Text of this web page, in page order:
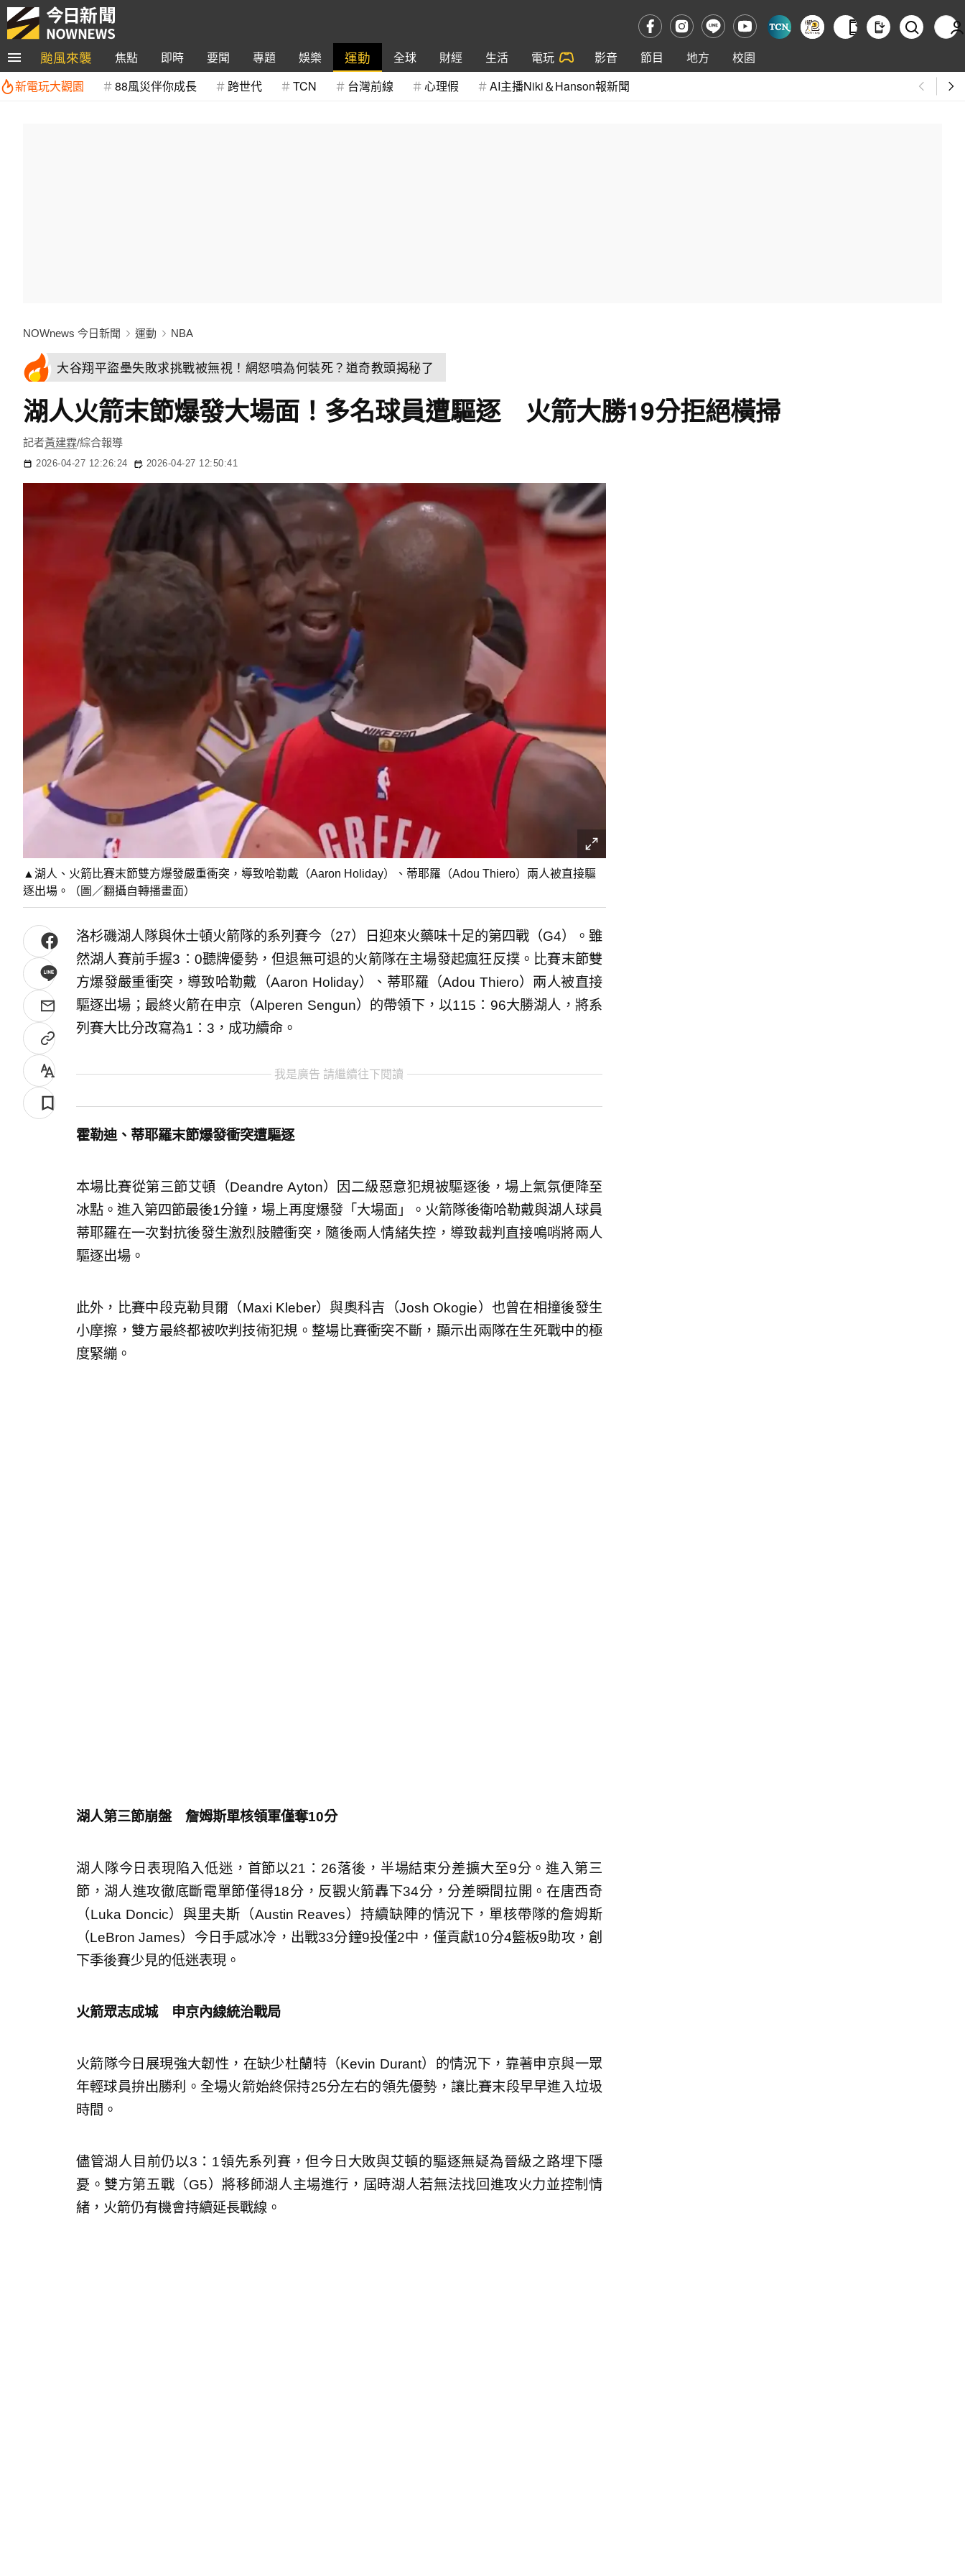
颱風來襲 焦點 即時 要聞 專題 娛樂 運動 全球 財經 生活 電玩 影音 節目 地方
校園
新電玩大觀園
88風災伴你成長 跨世代 TCN 台灣前線 心理假 AI主播Niki＆Hanson報新聞
NOWnews 今日新聞 運動 NBA
大谷翔平盜壘失敗求挑戰被無視！網怒噴為何裝死？道奇教頭揭秘了
湖人火箭末節爆發大場面！多名球員遭驅逐 火箭大勝19分拒絕橫掃
記者黃建霖/綜合報導
2026-04-27 12:26:24 2026-04-27 12:50:41
▲湖人、火箭比賽末節雙方爆發嚴重衝突，導致哈勒戴（Aaron Holiday）、蒂耶羅（Adou Thiero）兩人被直接驅
逐出場。（圖／翻攝自轉播畫面）
洛杉磯湖人隊與休士頓火箭隊的系列賽今（27）日迎來火藥味十足的第四戰（G4）。雖
然湖人賽前手握3：0聽牌優勢，但退無可退的火箭隊在主場發起瘋狂反撲。比賽末節雙
方爆發嚴重衝突，導致哈勒戴（Aaron Holiday）、蒂耶羅（Adou Thiero）兩人被直接
驅逐出場；最終火箭在申京（Alperen Sengun）的帶領下，以115：96大勝湖人，將系
列賽大比分改寫為1：3，成功續命。
我是廣告 請繼續往下閱讀
霍勒迪、蒂耶羅末節爆發衝突遭驅逐
本場比賽從第三節艾頓（Deandre Ayton）因二級惡意犯規被驅逐後，場上氣氛便降至
冰點。進入第四節最後1分鐘，場上再度爆發「大場面」。火箭隊後衛哈勒戴與湖人球員
蒂耶羅在一次對抗後發生激烈肢體衝突，隨後兩人情緒失控，導致裁判直接鳴哨將兩人
驅逐出場。
此外，比賽中段克勒貝爾（Maxi Kleber）與奧科吉（Josh Okogie）也曾在相撞後發生
小摩擦，雙方最終都被吹判技術犯規。整場比賽衝突不斷，顯示出兩隊在生死戰中的極
度緊繃。
湖人第三節崩盤 詹姆斯單核領軍僅奪10分
湖人隊今日表現陷入低迷，首節以21：26落後，半場結束分差擴大至9分。進入第三
節，湖人進攻徹底斷電單節僅得18分，反觀火箭轟下34分，分差瞬間拉開。在唐西奇
（Luka Doncic）與里夫斯（Austin Reaves）持續缺陣的情況下，單核帶隊的詹姆斯
（LeBron James）今日手感冰冷，出戰33分鐘9投僅2中，僅貢獻10分4籃板9助攻，創
下季後賽少見的低迷表現。
火箭眾志成城 申京內線統治戰局
火箭隊今日展現強大韌性，在缺少杜蘭特（Kevin Durant）的情況下，靠著申京與一眾
年輕球員拚出勝利。全場火箭始終保持25分左右的領先優勢，讓比賽末段早早進入垃圾
時間。
儘管湖人目前仍以3：1領先系列賽，但今日大敗與艾頓的驅逐無疑為晉級之路埋下隱
憂。雙方第五戰（G5）將移師湖人主場進行，屆時湖人若無法找回進攻火力並控制情
緒，火箭仍有機會持續延長戰線。